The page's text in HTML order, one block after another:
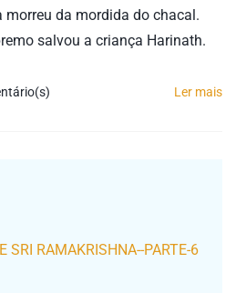
da mordida do chacal.
salvou a criança Harinath.
Ler mais